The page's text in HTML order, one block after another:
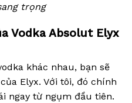
trọng
Vodka Absolut Elyx
khác nhau, bạn sẽ
Elyx. Với tôi, đó chính
ngay từ ngụm đầu tiên.